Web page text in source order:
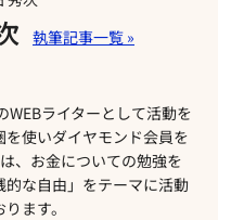
ライターとして活動を
を使いダイヤモンド会員を
、お金についての勉強を
的な自由」をテーマに活動
ます。